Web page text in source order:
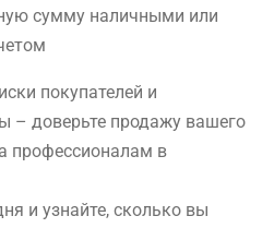
сумму наличными или
покупателей и
– доверьте продажу вашего
профессионалам в
и узнайте, сколько вы